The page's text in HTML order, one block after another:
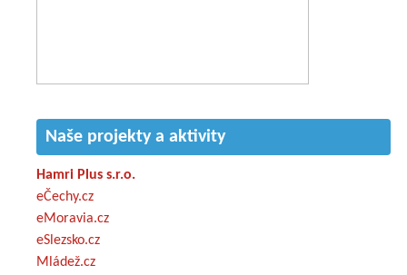
Naše projekty a aktivity
Hamri Plus s.r.o.
eČechy.cz
eMoravia.cz
eSlezsko.cz
Mládež.cz